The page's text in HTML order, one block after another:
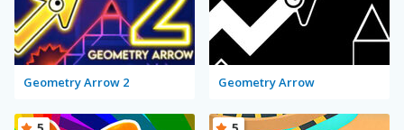
Geometry Arrow 2 Geometry Arrow